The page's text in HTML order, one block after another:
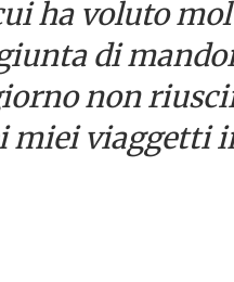
ha voluto
di
non
miei viaggetti